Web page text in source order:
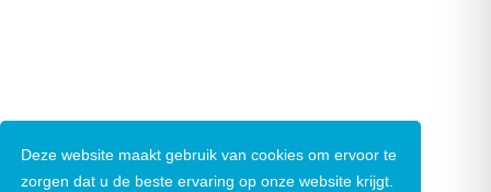
Deze website maakt gebruik van cookies om ervoor te
zorgen dat u de beste ervaring op onze website krijgt.